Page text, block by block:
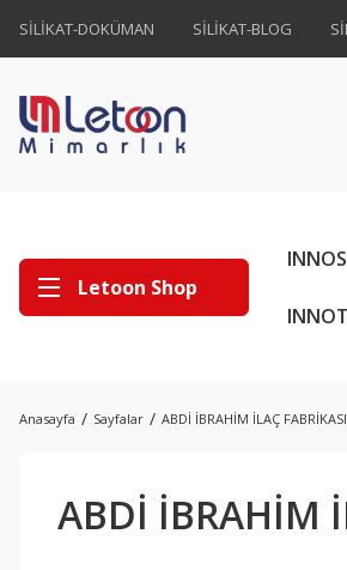
SİLİKAT-DOKÜMAN SİLİKAT-BLOG
Letoon Shop
Anasayfa Sayfalar ABDİ İBRAHİM İLAÇ FABRİKASI
ABDİ İBRAHİM